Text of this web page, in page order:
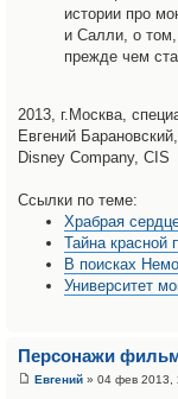
истории про
и Салли, о том,
прежде чем
2013, г.Москва,
Евгений
Disney Company, CIS
Ссылки по теме:
Храбрая
Тайна красной
В поисках
Университет
Персонажи
Евгений » 04 фев 2013,